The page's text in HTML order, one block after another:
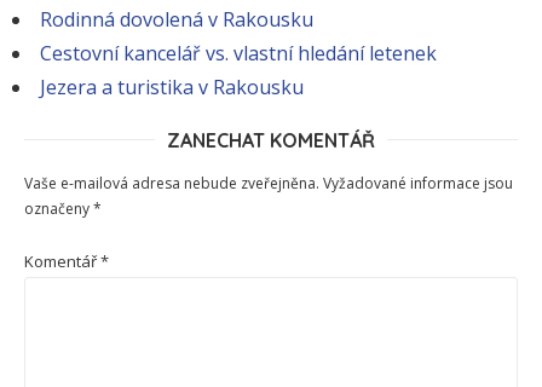
Rodinná dovolená v Rakousku
Cestovní kancelář vs. vlastní hledání letenek
Jezera a turistika v Rakousku
ZANECHAT KOMENTÁŘ
Vaše e-mailová adresa nebude zveřejněna. Vyžadované informace jsou
označeny*
Komentář*